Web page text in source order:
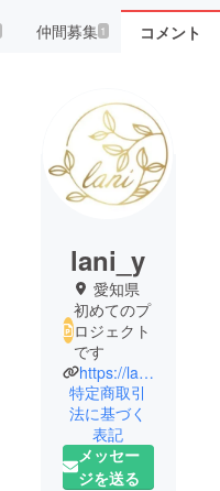
仲間募集 1 コメント
lani_y
愛知県
初めてのプ
ロジェクト
です
https://lani-nagoya.com/
特定商取引
法に基づく
表記
メッセー
ジを送る